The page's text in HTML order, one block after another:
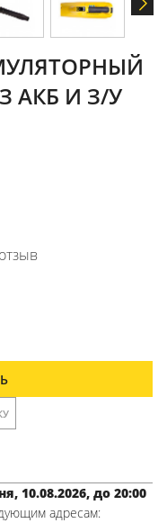
АКБ И З/У
10.08.2026, до 20:00
адресам: